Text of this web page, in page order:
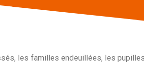
les familles endeuillées, les